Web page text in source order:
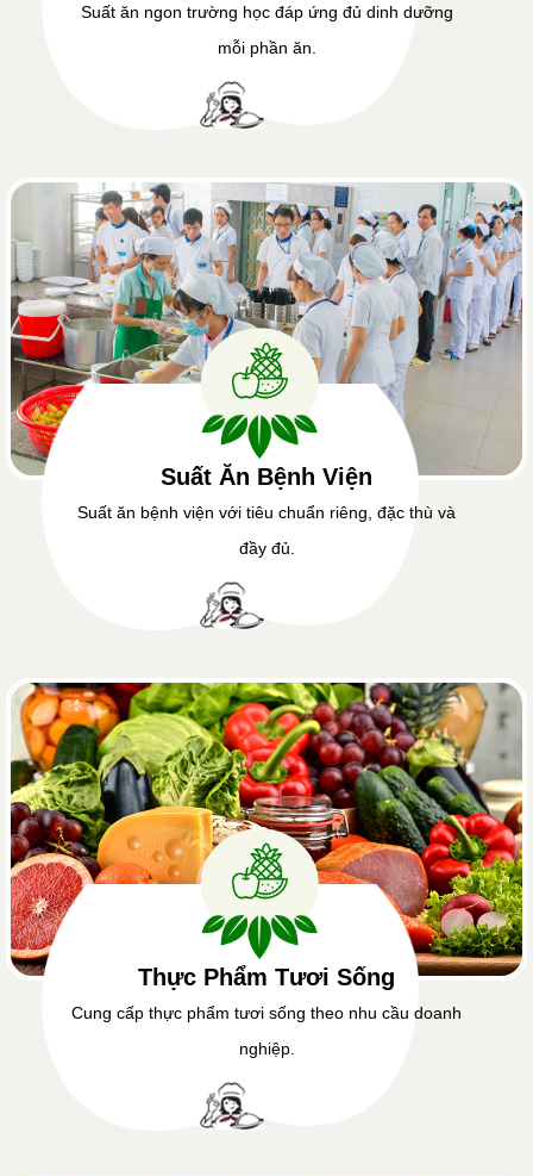
Suất ăn ngon trường học đáp ứng đủ dinh dưỡng
mỗi phần ăn.
Suất Ăn Bệnh Viện
Suất ăn bệnh viện với tiêu chuẩn riêng, đặc thù và
đầy đủ.
Thực Phẩm Tươi Sống
Cung cấp thực phẩm tươi sống theo nhu cầu doanh
nghiệp.